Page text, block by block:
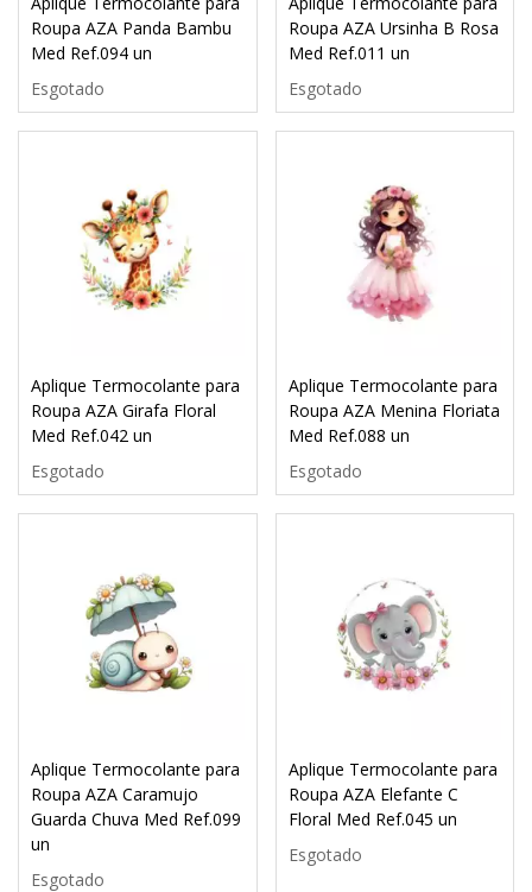
Roupa AZA Panda Bambu
Med Ref.094 un
Esgotado
Roupa AZA Ursinha B Rosa
Med Ref.011 un
Esgotado
Aplique Termocolante para
Roupa AZA Girafa Floral
Med Ref.042 un
Esgotado
Aplique Termocolante para
Roupa AZA Menina Floriata
Med Ref.088 un
Esgotado
Aplique Termocolante para
Roupa AZA Caramujo
Guarda Chuva Med Ref.099
un
Esgotado
Aplique Termocolante para
Roupa AZA Elefante C
Floral Med Ref.045 un
Esgotado